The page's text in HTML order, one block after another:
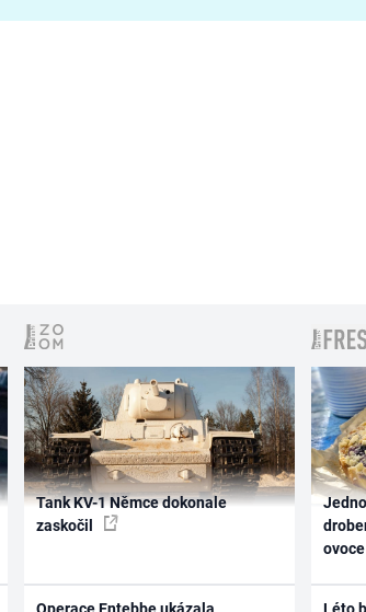
Tank KV-1 Němce dokonale
zaskočil
ovoce